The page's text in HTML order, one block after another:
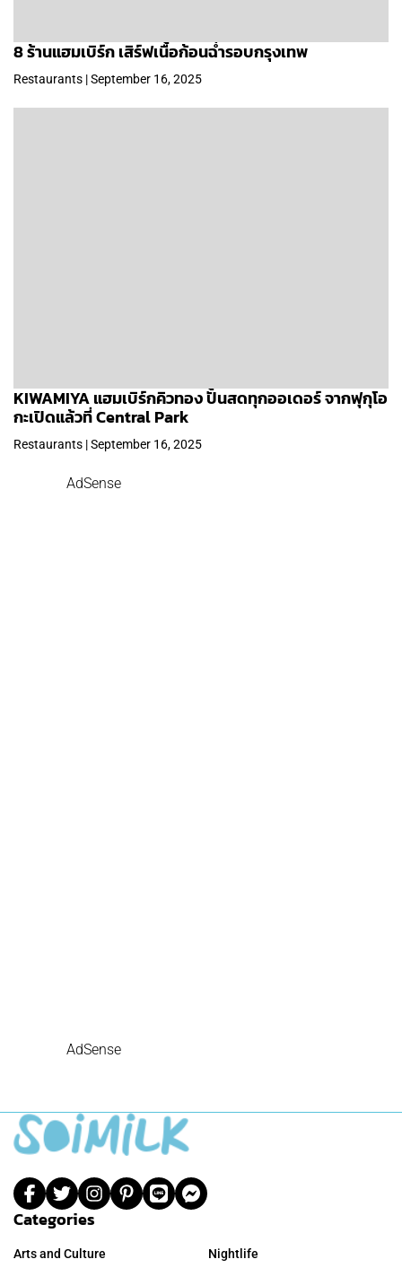
8 ร้านแฮมเบิร์ก เสิร์ฟเนื้อก้อนฉ่ำรอบกรุงเทพ
Restaurants | September 16, 2025
KIWAMIYA แฮมเบิร์กคิวทอง ปั้นสดทุกออเดอร์ จากฟุกุโอ
กะเปิดแล้วที่ Central Park
Restaurants | September 16, 2025
AdSense
AdSense
Categories
Arts and Culture Nightlife